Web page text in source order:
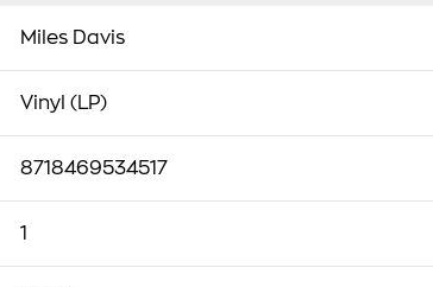
Miles Davis
Vinyl (LP)
8718469534517
1